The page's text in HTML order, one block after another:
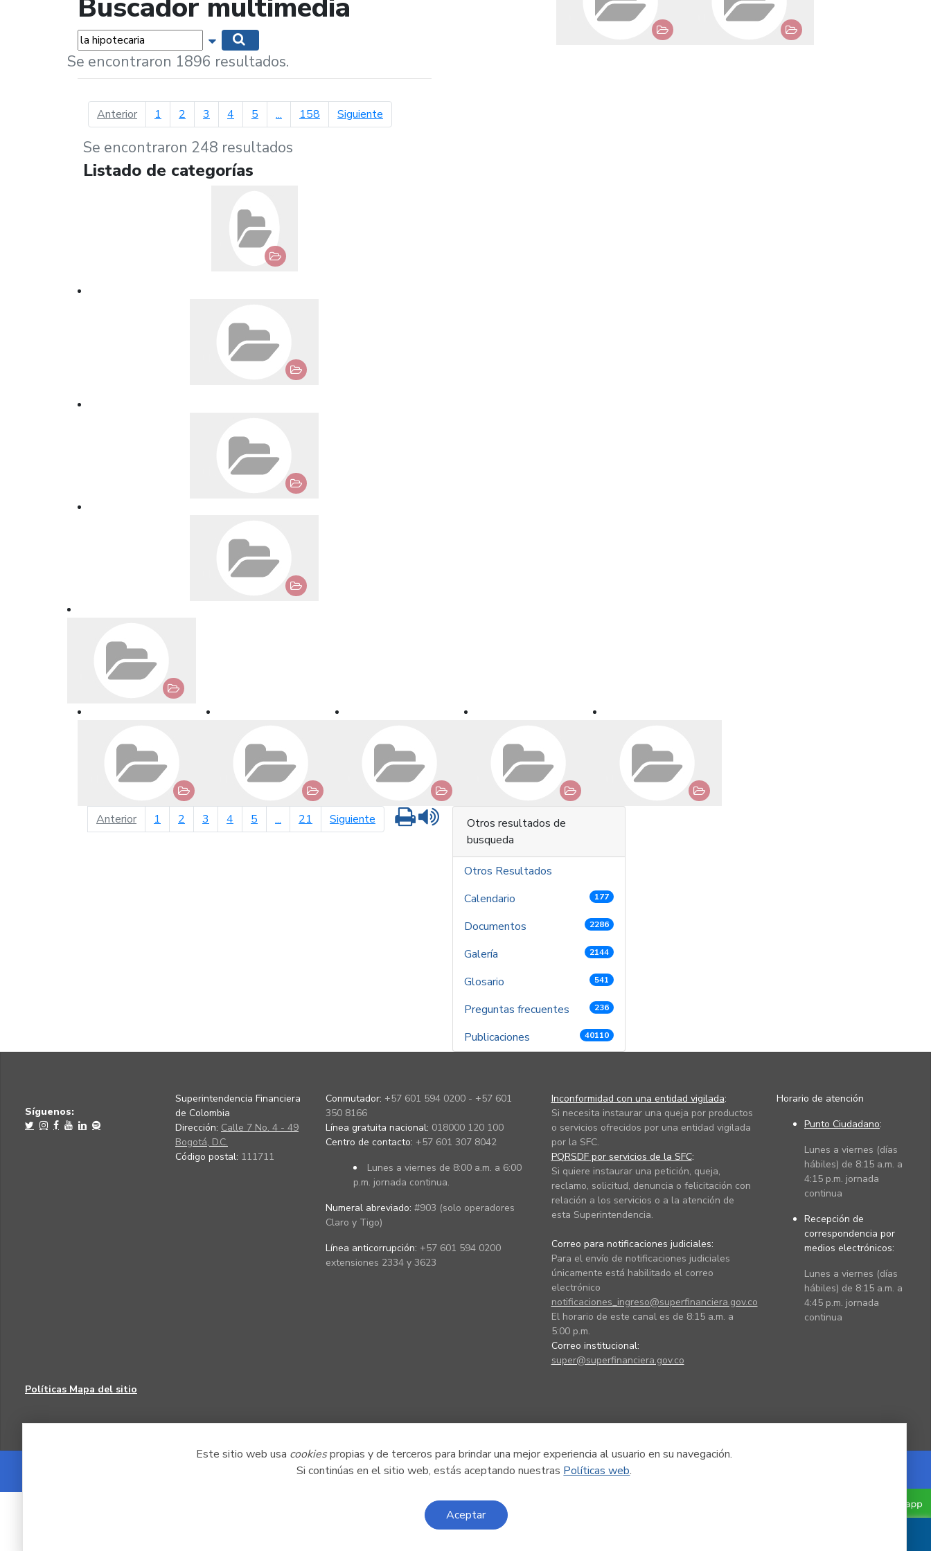
Este sitio web usa cookiespropias y de terceros para brindar una mejor experiencia al usuario en su navegación.
Si continúas en el sitio web, estás aceptando nuestras Políticas web.
Aceptar
Buscador multimedia
Palabras... Mostrar opciones de búsqueda
Se encontraron 1896 resultados.
Anteriorpágina anterior
1 2 3 4 5 ... 158 Siguientepágina siguiente
Se encontraron 248 resultados
Listado de categorías
Anteriorpágina anterior
1 2 3 4 5 ... 21 Siguiente página siguiente
Imprimir
Otros resultados de
busqueda
Otros Resultados
Calendario
177
Documentos 2286
Galería 2144
Glosario 541
Preguntas frecuentes 236
Publicaciones 40110
Síguenos:
Superintendencia Financiera
de Colombia
Dirección: Calle 7 No. 4 - 49
Bogotá, D.C.
Código postal: 111711
Conmutador: +57 601 594 0200 - +57 601
350 8166
Línea gratuita nacional: 018000 120 100
Centro de contacto: +57 601 307 8042
Lunes a viernes de 8:00 a.m. a 6:00
p.m. jornada continua.
Numeral abreviado: #903 (solo operadores
Claro y Tigo)
Línea anticorrupción: +57 601 594 0200
extensiones 2334 y 3623
Inconformidad con una entidad vigilada:
Si necesita instaurar una queja por productos
o servicios ofrecidos por una entidad vigilada
por la SFC.
PQRSDF por servicios de la SFC:
Si quiere instaurar una petición, queja,
reclamo, solicitud, denuncia o felicitación con
relación a los servicios o a la atención de
esta Superintendencia.
Correo para notificaciones judiciales:
Para el envío de notificaciones judiciales
únicamente está habilitado el correo
electrónico
notificaciones_ingreso@superfinanciera.gov.co
El horario de este canal es de 8:15 a.m. a
5:00 p.m.
Correo institucional:
super@superfinanciera.gov.co
Horario de atención
Punto Ciudadano:
Lunes a viernes (días
hábiles) de 8:15 a.m. a
4:15 p.m. jornada
continua
Recepción de
correspondencia por
medios electrónicos:
Lunes a viernes (días
hábiles) de 8:15 a.m. a
4:45 p.m. jornada
continua
Políticas Mapa del sitio
Powered by Nexura